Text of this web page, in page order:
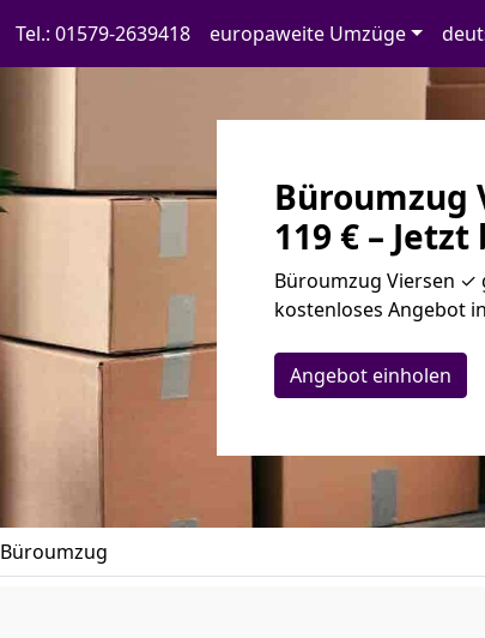
Tel.: 01579-2639418 europaweite Umzüge
Büroumzug
119 € –
Büroumzug Viersen ✓
kostenloses Angebot
Angebot einholen
Büroumzug